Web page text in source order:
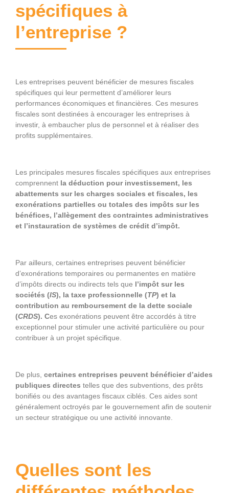
spécifiques à
l’entreprise ?
Les entreprises peuvent bénéficier de mesures fiscales
spécifiques qui leur permettent d’améliorer leurs
performances économiques et financières. Ces mesures
fiscales sont destinées à encourager les entreprises à
investir, à embaucher plus de personnel et à réaliser des
profits supplémentaires.
Les principales mesures fiscales spécifiques aux entreprises
comprennent la déduction pour investissement, les
abattements sur les charges sociales et fiscales, les
exonérations partielles ou totales des impôts sur les
bénéfices, l’allègement des contraintes administratives
et l’instauration de systèmes de crédit d’impôt.
Par ailleurs, certaines entreprises peuvent bénéficier
d’exonérations temporaires ou permanentes en matière
d’impôts directs ou indirects tels que l’impôt sur les
sociétés (IS), la taxe professionnelle (TP) et la
contribution au remboursement de la dette sociale
(CRDS). Ces exonérations peuvent être accordés à titre
exceptionnel pour stimuler une activité particulière ou pour
contribuer à un projet spécifique.
De plus, certaines entreprises peuvent bénéficier d’aides
publiques directes telles que des subventions, des prêts
bonifiés ou des avantages fiscaux ciblés. Ces aides sont
généralement octroyés par le gouvernement afin de soutenir
un secteur stratégique ou une activité innovante.
Quelles sont les